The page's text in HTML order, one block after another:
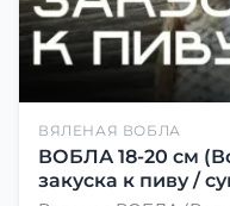
ВЯЛЕНАЯ ВОБЛА
ВОБЛА 18-20 см
закуска к пиву /